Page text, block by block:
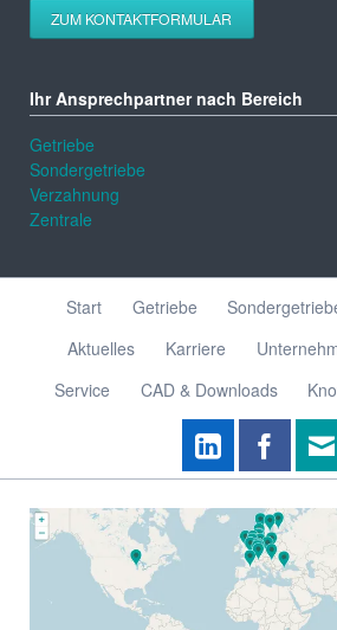
ZUM KONTAKTFORMULAR
Ihr Ansprechpartner nach Bereich
Getriebe
Sondergetriebe
Verzahnung
Zentrale
Navigation
überspringen
Start Getriebe
Aktuelles
Karriere
Service
CAD & Downloads